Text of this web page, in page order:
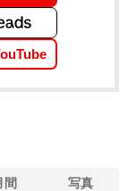
間 写真